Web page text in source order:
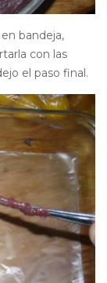
bandeja,
con las
el paso final.